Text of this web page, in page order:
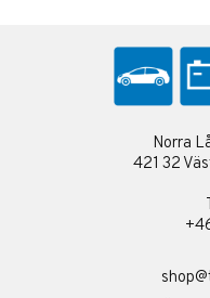
Norra
421 32